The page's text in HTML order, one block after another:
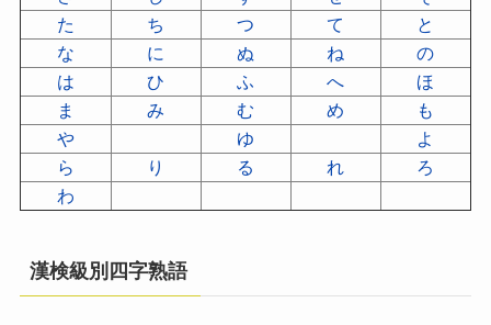
た
ち つ て
と
な
に ぬ ね
の
は
ひ ふ へ
ほ
ま
み む め
も
や
ゆ
よ
ら
り る れ
ろ
わ
漢検級別四字熟語